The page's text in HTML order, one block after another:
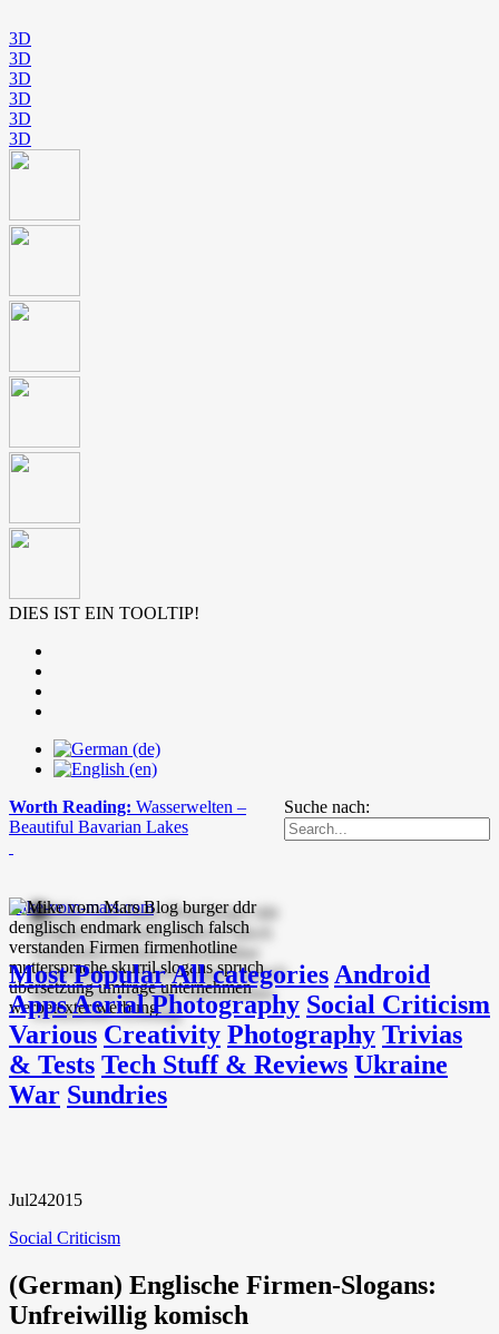
3D
3D
3D
3D
3D
3D
DIES IST EIN TOOLTIP!
Suche nach:
Worth Reading: Wasserwelten –
Beautiful Bavarian Lakes
mike-vom-mars.com
Most PopularAll categories Android
AppsAerial Photography Social Criticism
Various Creativity Photography Trivias
& Tests Tech Stuff & Reviews Ukraine
War Sundries
Jul242015
Social Criticism
(German) Englische Firmen-Slogans:
Unfreiwillig komisch